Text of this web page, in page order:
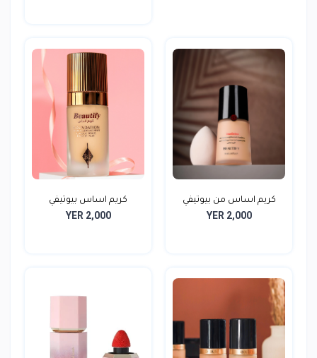
كريم اساس من بيوتيفي
YER 2,000
كريم اساس بيوتيفي
YER 2,000